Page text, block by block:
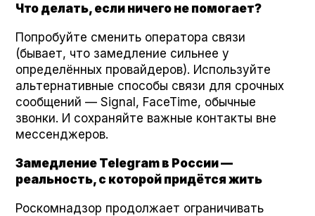
Что делать, если ничего не помогает?
Попробуйте сменить оператора связи
(бывает, что замедление сильнее у
определённых провайдеров). Используйте
альтернативные способы связи для срочных
сообщений — Sig­nal, Face­Time, обычные
звонки. И сохраняйте важные контакты вне
мессенджеров.
Замедление Telegram в России —
реальность, с которой придётся жить
Роскомнадзор продолжает ограничивать